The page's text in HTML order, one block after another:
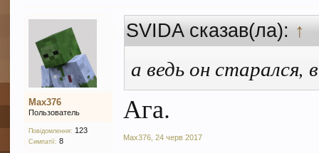
Max376
Пользователь
Повідомлення: 123
Симпатії: 8
SVIDA сказав(ла):↑
а ведь он старался,
Ага.
Max376 ,24 черв 2017